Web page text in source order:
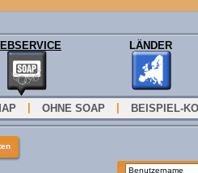
LÄNDER
OHNE SOAP BEISPIEL-